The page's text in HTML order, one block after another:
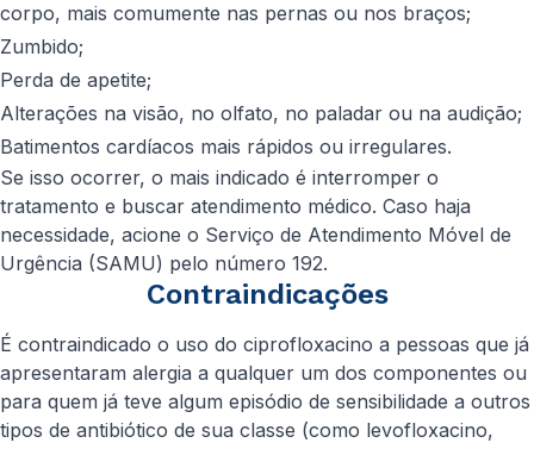
corpo, mais comumente nas pernas ou nos braços;
Zumbido;
Perda de apetite;
Alterações na visão, no olfato, no paladar ou na audição;
Batimentos cardíacos mais rápidos ou irregulares.
Se isso ocorrer, o mais indicado é interromper o
tratamento e buscar atendimento médico. Caso haja
necessidade, acione o Serviço de Atendimento Móvel de
Urgência (SAMU) pelo número 192.
Contraindicações
É contraindicado o uso do ciprofloxacino a pessoas que já
apresentaram alergia a qualquer um dos componentes ou
para quem já teve algum episódio de sensibilidade a outros
tipos de antibiótico de sua classe (como levofloxacino,